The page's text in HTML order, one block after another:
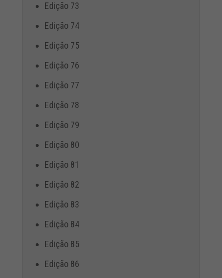
Edição 73
Edição 74
Edição 75
Edição 76
Edição 77
Edição 78
Edição 79
Edição 80
Edição 81
Edição 82
Edição 83
Edição 84
Edição 85
Edição 86